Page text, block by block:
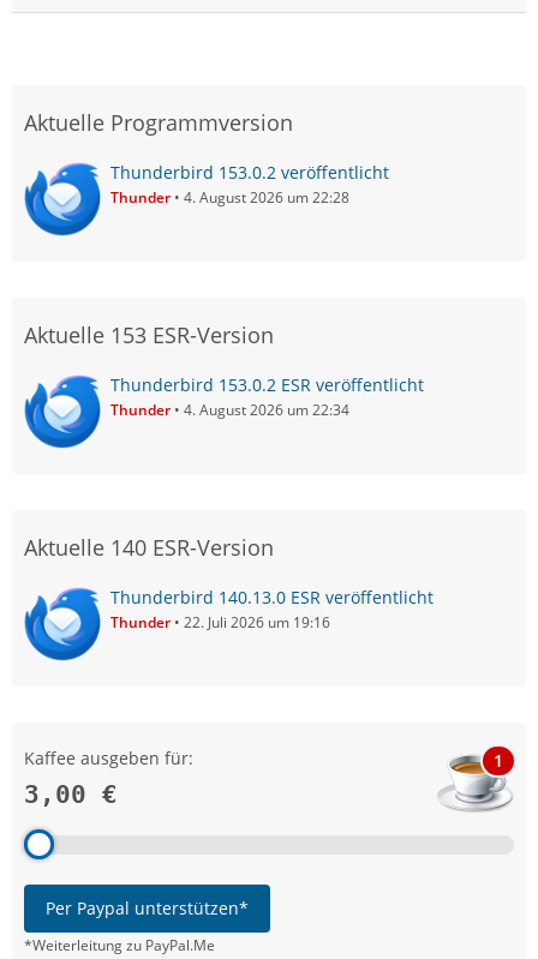
Aktuelle Programmversion
Thunderbird 153.0.2 veröffentlicht
Thunder 4. August 2026 um 22:28
Aktuelle 153 ESR-Version
Thunderbird 153.0.2 ESR veröffentlicht
Thunder 4. August 2026 um 22:34
Aktuelle 140 ESR-Version
Thunderbird 140.13.0 ESR veröffentlicht
Thunder 22. Juli 2026 um 19:16
Kaffee ausgeben für:
3,00 €
1
Per Paypal unterstützen*
*Weiterleitung zu PayPal.Me